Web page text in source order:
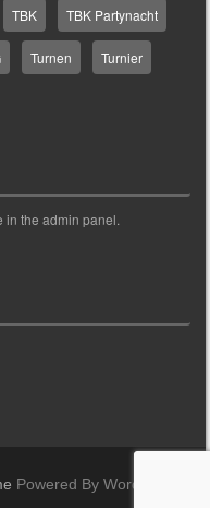
TBK TBK Partynacht
Turnen Turnier
in the admin panel.
Powered By WordPress